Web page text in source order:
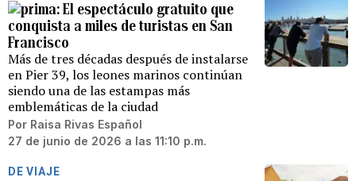
El espectáculo gratuito que
conquista a miles de turistas en San
Francisco
Más de tres décadas después de instalarse
en Pier 39, los leones marinos continúan
siendo una de las estampas más
emblemáticas de la ciudad
Por Raisa Rivas Español
27 de junio de 2026 a las 11:10 p.m.
DE VIAJE